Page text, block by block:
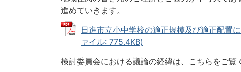
進めていきます。
日進市立小中学校の適正規模及び適正配置
ァイル: 775.4KB)
検討委員会における議論の経緯は、こちらをご覧